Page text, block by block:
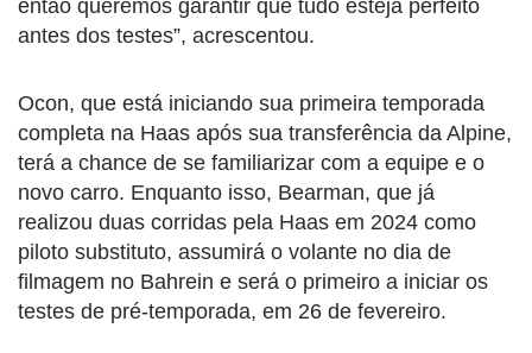
então queremos garantir que tudo esteja perfeito
antes dos testes”, acrescentou.
Ocon, que está iniciando sua primeira temporada
completa na Haas após sua transferência da Alpine,
terá a chance de se familiarizar com a equipe e o
novo carro. Enquanto isso, Bearman, que já
realizou duas corridas pela Haas em 2024 como
piloto substituto, assumirá o volante no dia de
filmagem no Bahrein e será o primeiro a iniciar os
testes de pré-temporada, em 26 de fevereiro.